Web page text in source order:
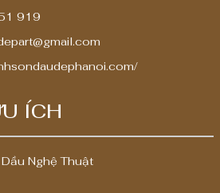
919
ÍCH
Nghệ Thuật